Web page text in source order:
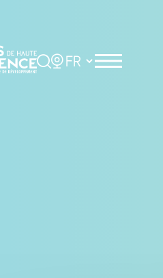
Rechercher
Choisir la langue